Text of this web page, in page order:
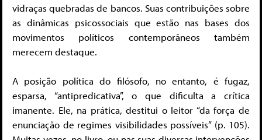
vidraças quebradas de bancos. Suas contribuições sobre
as dinâmicas psicossociais que estão nas bases dos
movimentos políticos contemporâneos também
merecem destaque.
A posição política do filósofo, no entanto, é fugaz,
esparsa, “antipredicativa”, o que dificulta a crítica
imanente. Ele, na prática, destitui o leitor “da força de
enunciação de regimes visibilidades possíveis” (p. 105).